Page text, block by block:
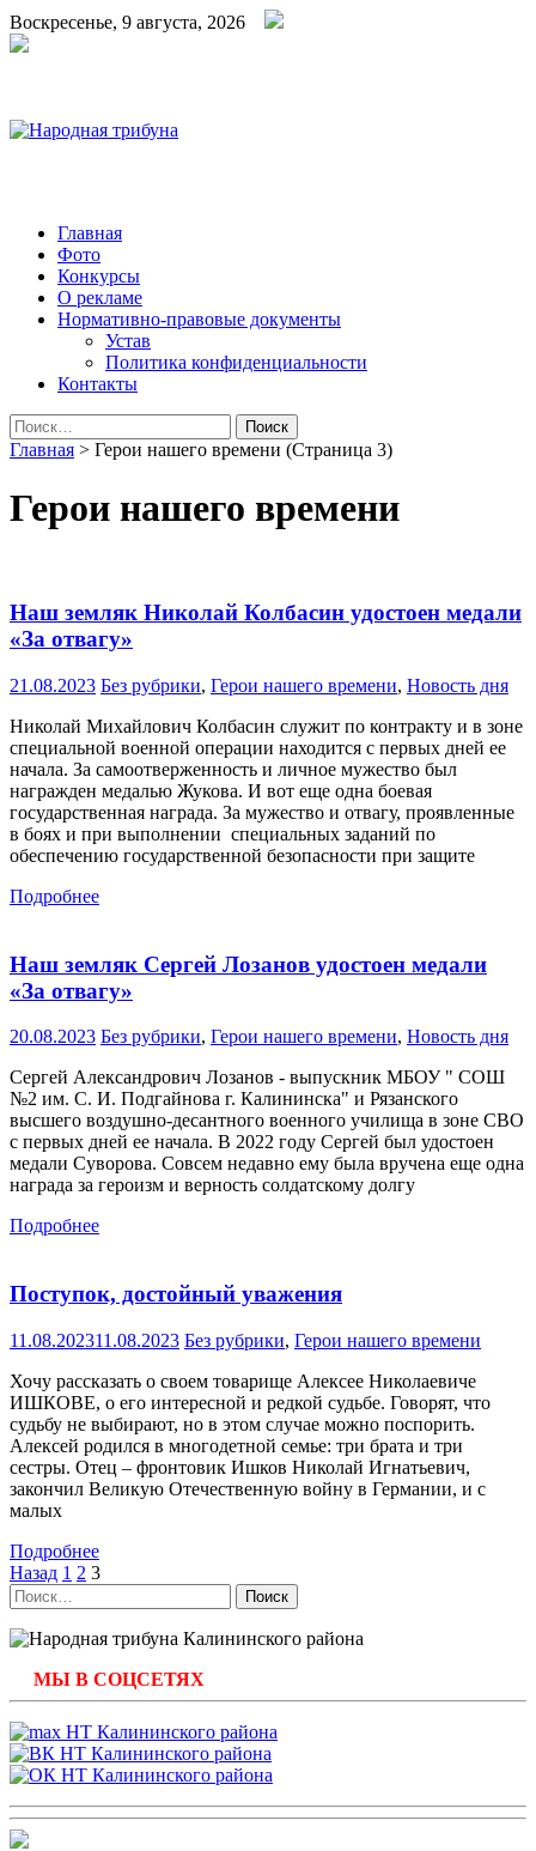
Воскресенье, 9 августа, 2026
Народная трибуна
Калининская районная газета
Главная
Фото
Конкурсы
О рекламе
Нормативно-правовые документы
Устав
Политика конфиденциальности
Контакты
Найти:
Главная > Герои нашего времени (Страница 3)
Герои нашего времени
Наш земляк Николай Колбасин удостоен медали
«За отвагу»
21.08.2023 Без рубрики, Герои нашего времени, Новость дня
Николай Михайлович Колбасин служит по контракту и в зоне
специальной военной операции находится с первых дней ее
начала. За самоотверженность и личное мужество был
награжден медалью Жукова. И вот еще одна боевая
государственная награда. За мужество и отвагу, проявленные
в боях и при выполнении специальных заданий по
обеспечению государственной безопасности при защите
Подробнее
Наш земляк Сергей Лозанов удостоен медали
«За отвагу»
20.08.2023 Без рубрики, Герои нашего времени, Новость дня
Сергей Александрович Лозанов - выпускник МБОУ " СОШ
№2 им. С. И. Подгайнова г. Калининска" и Рязанского
высшего воздушно-десантного военного училища в зоне СВО
с первых дней ее начала. В 2022 году Сергей был удостоен
медали Суворова. Совсем недавно ему была вручена еще одна
награда за героизм и верность солдатскому долгу
Подробнее
Поступок, достойный уважения
11.08.202311.08.2023 Без рубрики, Герои нашего времени
Хочу рассказать о своем товарище Алексее Николаевиче
ИШКОВЕ, о его интересной и редкой судьбе. Говорят, что
судьбу не выбирают, но в этом случае можно поспорить.
Алексей родился в многодетной семье: три брата и три
сестры. Отец – фронтовик Ишков Николай Игнатьевич,
закончил Великую Отечественную войну в Германии, и с
малых
Подробнее
Навигация
по
записям
Назад 1 2 3
Найти:
МЫ В СОЦСЕТЯХ